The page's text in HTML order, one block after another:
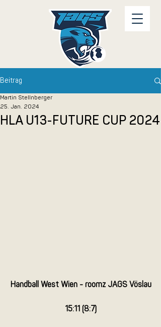
Beitrag
HLA U13-FUTURE CUP 2024
Martin Stellnberger
25. Jan. 2024
Handball West Wien - roomz JAGS Vöslau
15:11 (8:7)